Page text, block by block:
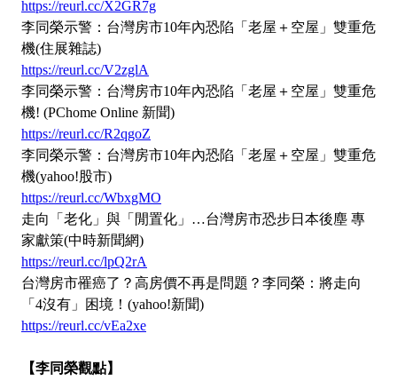
https://reurl.cc/X2GR7g
李同榮示警：台灣房市10年內恐陷「老屋＋空屋」雙重危
機(住展雜誌)
https://reurl.cc/V2zglA
李同榮示警：台灣房市10年內恐陷「老屋＋空屋」雙重危
機! (PChome Online 新聞)
https://reurl.cc/R2qgoZ
李同榮示警：台灣房市10年內恐陷「老屋＋空屋」雙重危
機(yahoo!股市)
https://reurl.cc/WbxgMO
走向「老化」與「閒置化」…台灣房市恐步日本後塵 專
家獻策(中時新聞網)
https://reurl.cc/lpQ2rA
台灣房市罹癌了？高房價不再是問題？李同榮：將走向
「4沒有」困境！(yahoo!新聞)
https://reurl.cc/vEa2xe
【李同榮觀點】